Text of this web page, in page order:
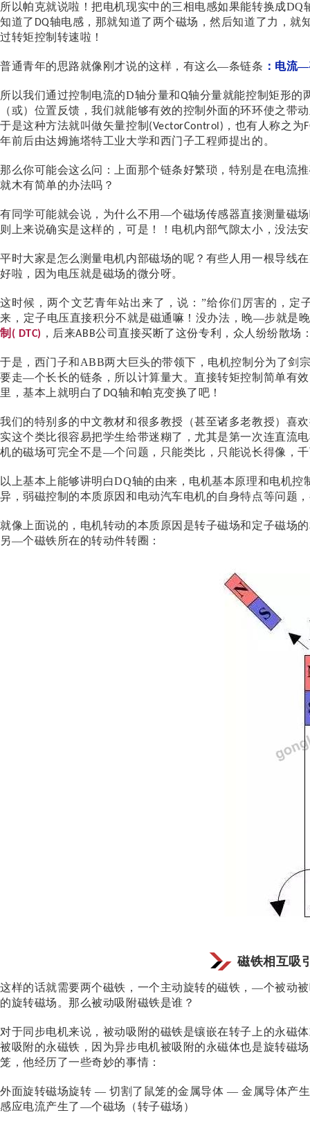
所以帕克就说啦！把电机现实中的三相电感如果能转换成
知道了 DQ轴电感，那就知道了两个磁场，然后知道了力，就
过转矩控制转速啦！
普通青年的思路就像刚才说的这样，有这么—条链条 ：电流—
所以我们通过控制电流的D轴分量和Q轴分量就能控制矩形的
（或）位置反馈，我们就能够有效的控制外面的环环使之带
于是这种方法就叫做矢量控制 (VectorControl) ，也有人称之为
年前后由达姆施塔特工业大学和西门子工程师提出的。
那么你可能会这么问：上面那个链条好繁琐，特别是在电流
就木有简单的办法吗？
有同学可能就会说，为什么不用 —个磁场传感器直接测量磁
则上来说确实是这样的，可是！！电机内部气隙太小，没法
平时大家是怎么测量电机内部磁场的呢？有些人用一根导线
好啦，因为电压就是磁场的微分呀。
这时候，两个文艺青年站出来了，说： ”给你们厉害的，定
来，定子电压直接积分不就是磁通嘛！没办法，晚—步就是
制 ( DTC) ，后来ABB公司直接买断了这份专利，众人纷纷散场
于是，西门子和ABB两大巨头的带领下，电机控制分为了剑
要走—个长长的链条，所以计算量大。直接转矩控制简单有
里，基本上就明白了 DQ轴和帕克变换了吧！
我们的特别多的中文教材和很多教授（甚至诸多老教授）喜
实这个类比很容易把学生给带迷糊了，尤其是第一次连直流
机的磁场可完全不是—个问题，只能类比，只能说长得像，
以上基本上能够讲明白DQ轴的由来，电机基本原理和电机控
异，弱磁控制的本质原因和电动汽车电机的自身特点等问题
就像上面说的，电机转动的本质原因是转子磁场和定子磁场
另—个磁铁所在的转动件转圈：
磁铁相互吸
这样的话就需要两个磁铁，一个主动旋转的磁铁，—个被动
的旋转磁场。那么被动吸附磁铁是谁？
对于同步电机来说，被动吸附的磁铁是镶嵌在转子上的永磁
被吸附的永磁铁，因为异步电机被吸附的永磁体也是旋转磁
笼，他经历了一些奇妙的事情：
外面旋转磁场旋转 — 切割了鼠笼的金属导体 — 金属导体产
感应电流产生了—个磁场（转子磁场）